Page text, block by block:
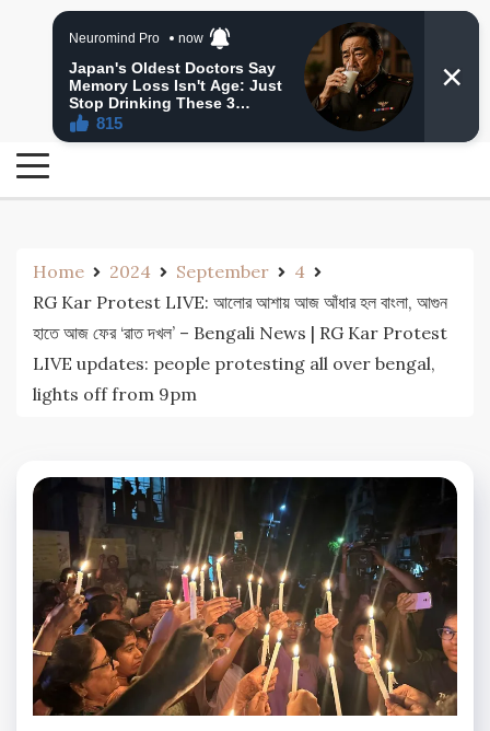
24 Ghanta Bangla News
24 Ghanta Bengali News
Home 2024 September
4
RG Kar Protest LIVE: আলোর আশায় আজ আঁধার হল বাংলা, আগুন
হাতে আজ ফের ‘রাত দখল’ – Bengali News | RG Kar Protest
LIVE updates: people protesting all over bengal,
lights off from 9pm